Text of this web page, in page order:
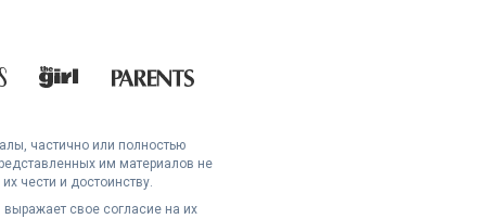
частично или полностью
им материалов не
чести и достоинству.
свое согласие на их